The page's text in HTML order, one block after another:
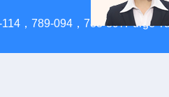
，789-094，783-897Purge